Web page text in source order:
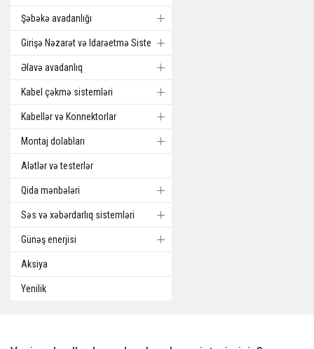
Şəbəkə avadanlığı
Girişə Nəzarət və Idarəetmə Sistemi
Əlavə avadanlıq
Kabel çəkmə sistemləri
Kabellər və Konnektorlar
Montaj dolabları
Alətlər və testerlər
Qida mənbələri
Səs və xəbərdarlıq sistemləri
Günəş enerjisi
Aksiya
Yenilik